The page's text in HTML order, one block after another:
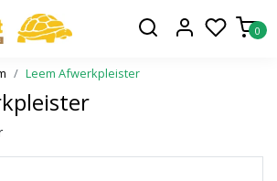
0
Leem Afwerkpleister